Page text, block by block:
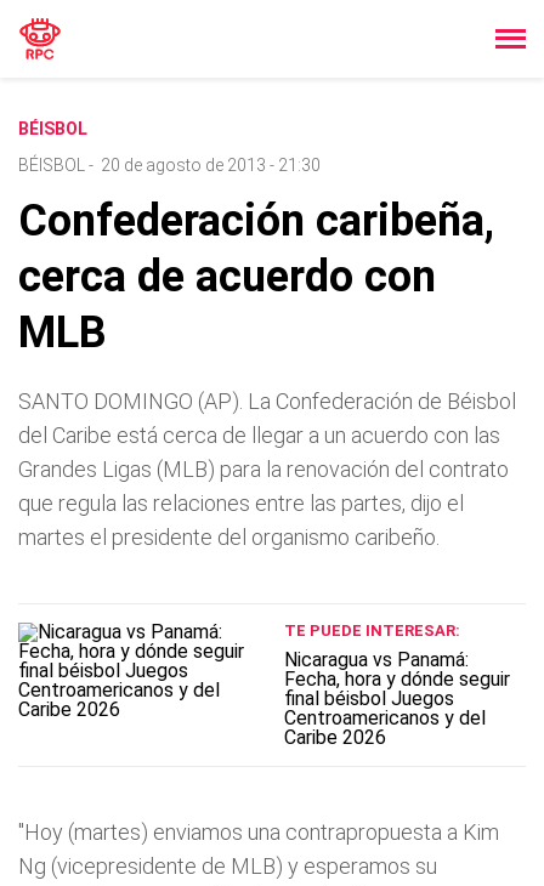
BÉISBOL
BÉISBOL
- 20 de agosto de 2013 - 21:30
Confederación caribeña,
cerca de acuerdo con
MLB
SANTO DOMINGO (AP). La Confederación de Béisbol
del Caribe está cerca de llegar a un acuerdo con las
Grandes Ligas (MLB) para la renovación del contrato
que regula las relaciones entre las partes, dijo el
martes el presidente del organismo caribeño.
TE PUEDE INTERESAR:
Nicaragua vs Panamá:
Fecha, hora y dónde seguir
final béisbol Juegos
Centroamericanos y del
Caribe 2026
"Hoy (martes) enviamos una contrapropuesta a Kim
Ng (vicepresidente de MLB) y esperamos su